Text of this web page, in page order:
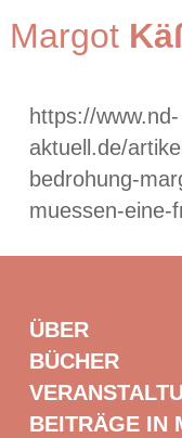
Margot
https://www.nd-
aktuell.de/
bedrohung-
muessen-eine-
ÜBER
BÜCHER
BEITRÄGE IN